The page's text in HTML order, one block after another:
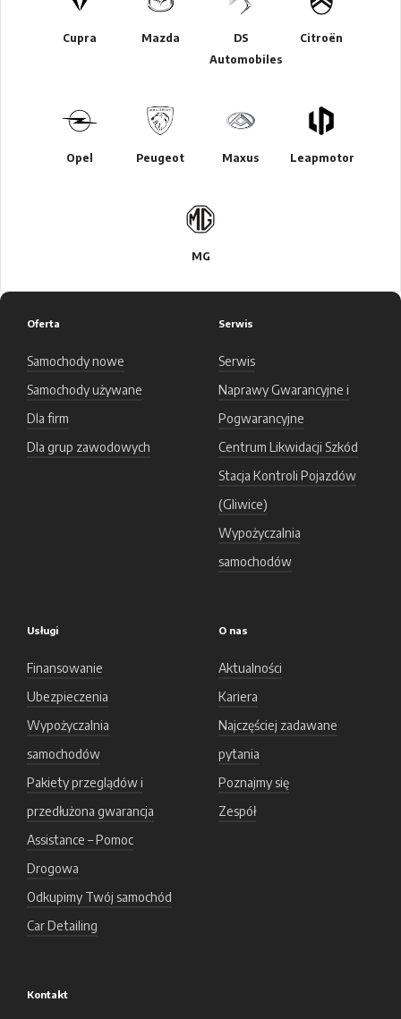
Cupra Mazda
DS
Automobiles
Citroën
Opel Peugeot Maxus Leapmotor
MG
Oferta
Samochody nowe
Samochody używane
Dla firm
Dla grup zawodowych
Serwis
Serwis
Naprawy Gwarancyjne i
Pogwarancyjne
Centrum Likwidacji Szkód
Stacja Kontroli Pojazdów
(Gliwice)
Wypożyczalnia
samochodów
Usługi
Finansowanie
Ubezpieczenia
Wypożyczalnia
samochodów
Pakiety przeglądów i
przedłużona gwarancja
Assistance – Pomoc
Drogowa
Odkupimy Twój samochód
Car Detailing
O nas
Aktualności
Kariera
Najczęściej zadawane
pytania
Poznajmy się
Zespół
Kontakt